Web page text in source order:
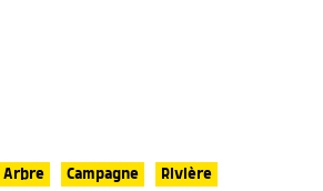
Arbre Campagne Rivière